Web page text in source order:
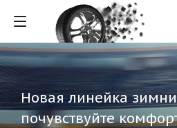
Новая линейка
почувствуйте